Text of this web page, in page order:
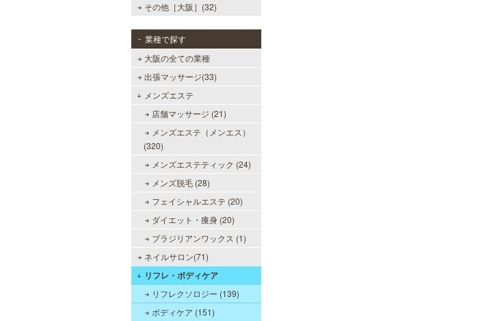
その他［大阪］(32)
業種で探す
大阪の全ての業種
出張マッサージ(33)
メンズエステ
店舗マッサージ (21)
メンズエステ（メンエス）
(320)
メンズエステティック (24)
メンズ脱毛 (28)
フェイシャルエステ (20)
ダイエット・痩身 (20)
ブラジリアンワックス (1)
ネイルサロン(71)
リフレ・ボディケア
リフレクソロジー (139)
ボディケア (151)
DAZZLE（ダズル）
エス業界の中でも最高クラスのクオ
リティ!!厳選に厳選を重ねたセラピ
ストが何度も何度もトレーニングを
受け実現しました。日々の疲れを解
さい。
LA BELLA 日本橋・堺筋本
町・谷町ルーム（ラベーラ）
若い女性にはない大人の魅力を存分
に味わってくださいませ。またプラ
イベートルームにお越し頂くのが難